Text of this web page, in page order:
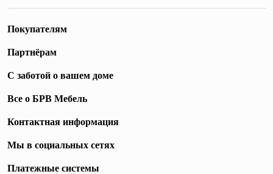
Покупателям
Партнёрам
С заботой о вашем доме
Все о БРВ Мебель
Контактная информация
Мы в социальных сетях
Платежные системы